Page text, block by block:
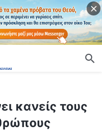
ανθρώπους
κανείς τους